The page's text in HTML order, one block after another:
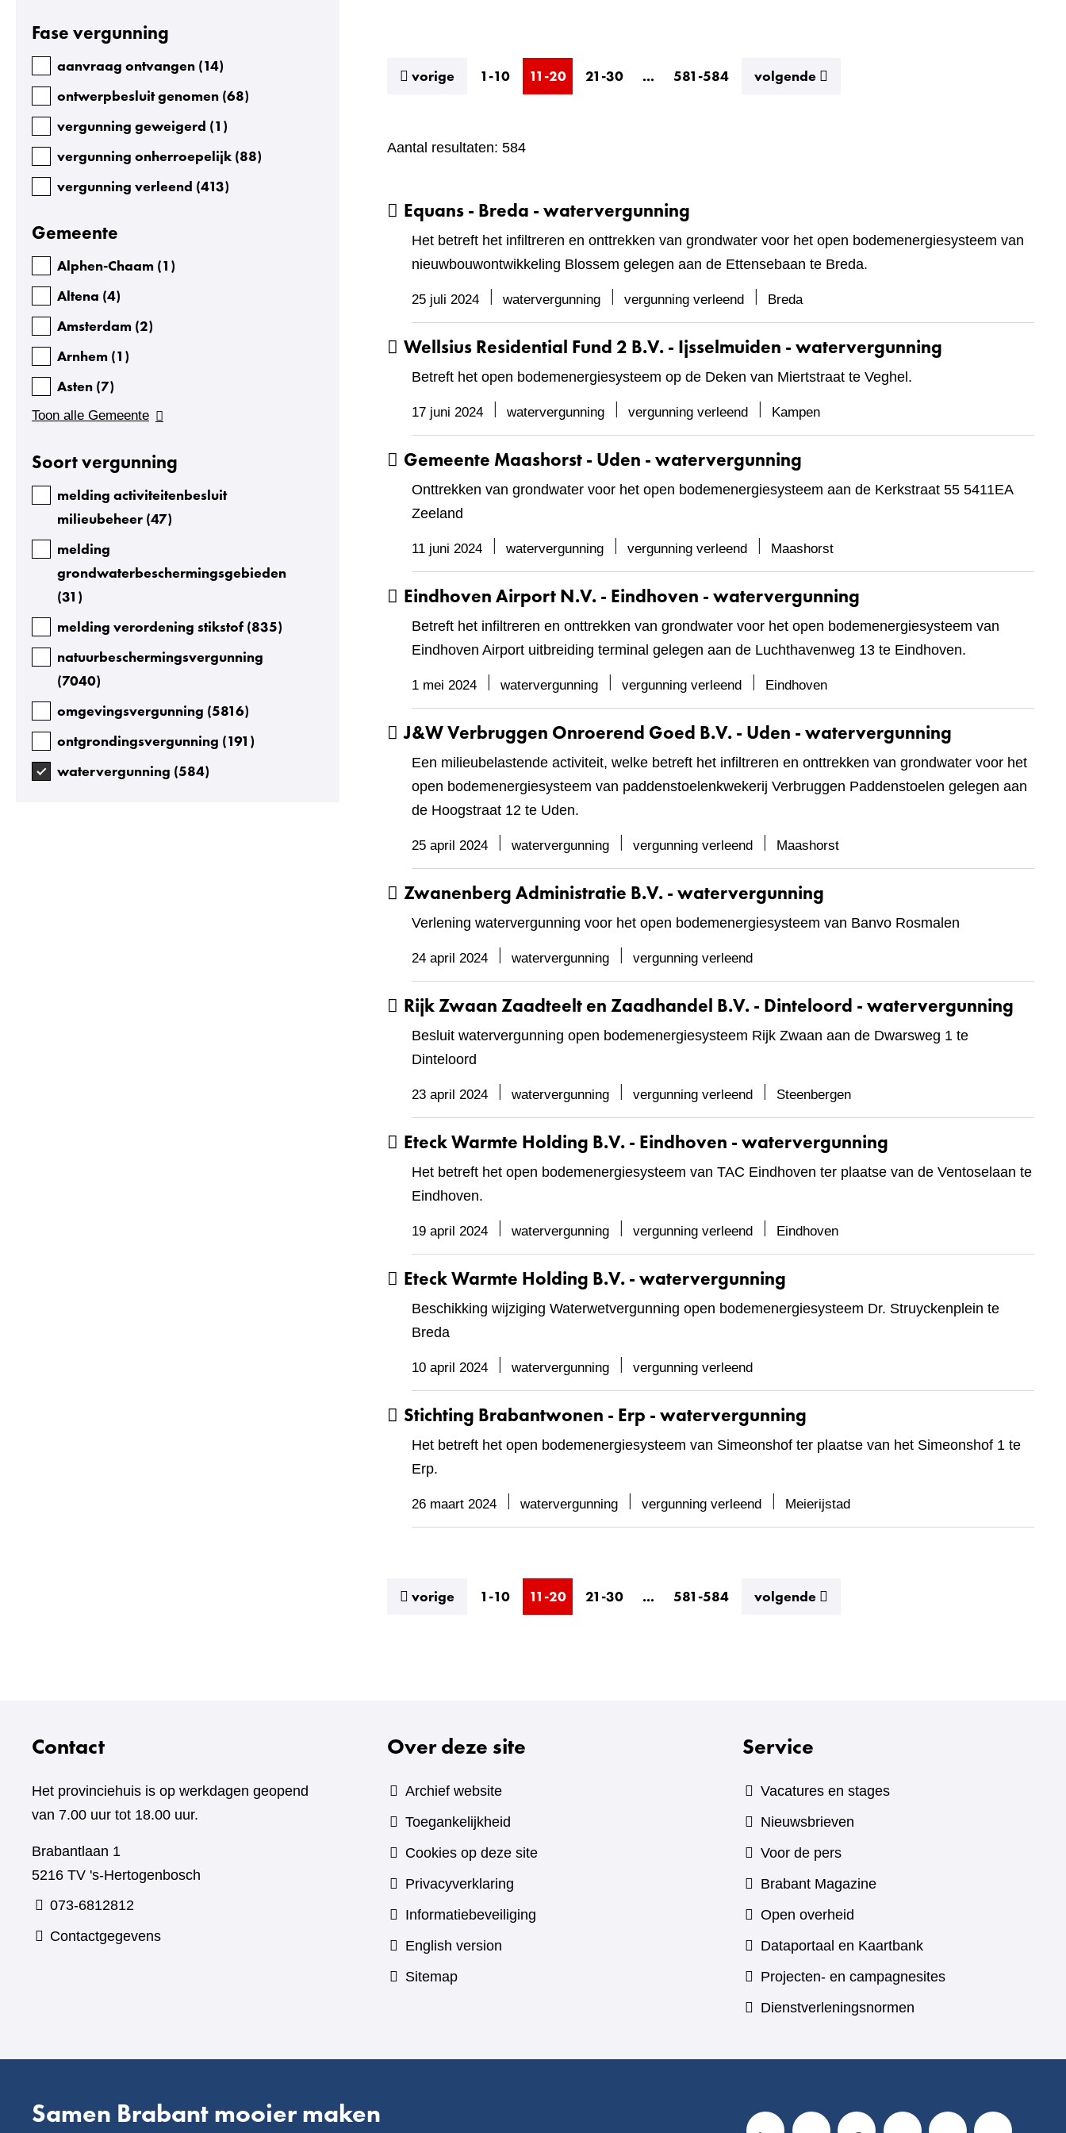
l
a
e
8
4
Facetten
Fase vergunning
aanvraag ontvangen (14)
ontwerpbesluit genomen (68)
vergunning geweigerd (1 )
vergunning onherroepelijk (88)
vergunning verleend (413)
Gemeente
Alphen-Chaam (1 )
Altena (4)
Amsterdam (2)
Arnhem (1 )
Asten (7)
Toon alle Gemeente
Soort vergunning
melding activiteitenbesluit
milieubeheer (47)
melding
grondwaterbeschermingsgebieden
(31 )
melding verordening stikstof (835)
natuurbeschermingsvergunning
(7040)
omgevingsvergunning (5816)
ontgrondingsvergunning (191 )
watervergunning (584)
vorigeresultaten
1-10 11-20 21-30 ... 581-584 volgenderesultaten
Aantal resultaten: 584
Equans - Breda - watervergunning
Het betreft het infiltreren en onttrekken van grondwater voor het open bodemenergiesysteem van
nieuwbouwontwikkeling Blossem gelegen aan de Ettensebaan te Breda.
25 juli 2024 watervergunning vergunning verleend Breda
Wellsius Residential Fund 2 B.V. - Ijsselmuiden - watervergunning
Betreft het open bodemenergiesysteem op de Deken van Miertstraat te Veghel.
17 juni 2024 watervergunning vergunning verleend Kampen
Gemeente Maashorst - Uden - watervergunning
Onttrekken van grondwater voor het open bodemenergiesysteem aan de Kerkstraat 55 5411EA
Zeeland
11 juni 2024 watervergunning vergunning verleend Maashorst
Eindhoven Airport N.V. - Eindhoven - watervergunning
Betreft het infiltreren en onttrekken van grondwater voor het open bodemenergiesysteem van
Eindhoven Airport uitbreiding terminal gelegen aan de Luchthavenweg 13 te Eindhoven.
1 mei 2024 watervergunning vergunning verleend Eindhoven
J&W Verbruggen Onroerend Goed B.V. - Uden - watervergunning
Een milieubelastende activiteit, welke betreft het infiltreren en onttrekken van grondwater voor het
open bodemenergiesysteem van paddenstoelenkwekerij Verbruggen Paddenstoelen gelegen aan
de Hoogstraat 12 te Uden.
25 april 2024 watervergunning vergunning verleend Maashorst
Zwanenberg Administratie B.V. - watervergunning
Verlening watervergunning voor het open bodemenergiesysteem van Banvo Rosmalen
24 april 2024 watervergunning vergunning verleend
Rijk Zwaan Zaadteelt en Zaadhandel B.V. - Dinteloord - watervergunning
Besluit watervergunning open bodemenergiesysteem Rijk Zwaan aan de Dwarsweg 1 te
Dinteloord
23 april 2024 watervergunning vergunning verleend Steenbergen
Eteck Warmte Holding B.V. - Eindhoven - watervergunning
Het betreft het open bodemenergiesysteem van TAC Eindhoven ter plaatse van de Ventoselaan te
Eindhoven.
19 april 2024 watervergunning vergunning verleend Eindhoven
Eteck Warmte Holding B.V. - watervergunning
Beschikking wijziging Waterwetvergunning open bodemenergiesysteem Dr. Struyckenplein te
Breda
10 april 2024 watervergunning vergunning verleend
Stichting Brabantwonen - Erp - watervergunning
Het betreft het open bodemenergiesysteem van Simeonshof ter plaatse van het Simeonshof 1 te
Erp.
26 maart 2024 watervergunning vergunning verleend Meierijstad
vorigeresultaten
1-10 11-20 21-30 ... 581-584 volgenderesultaten
Contact
Het provinciehuis is op werkdagen geopend
van 7.00 uur tot 18.00 uur.
Brabantlaan 1
5216 TV 's-Hertogenbosch
073-6812812
Contactgegevens
Over deze site
Archief website
Toegankelijkheid
Cookies op deze site
Privacyverklaring
Informatiebeveiliging
English version
Sitemap
Service
Vacatures en stages
Nieuwsbrieven
Voor de pers
Brabant Magazine(verwijst
andere
website)
Open overheid
Dataportaal en Kaartbank(verwijst
naar
Projecten- en campagnesites
Dienstverleningsnormen
Samen Brabant mooier maken